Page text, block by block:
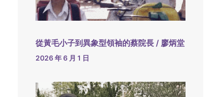
從黃毛小子到異象型領袖的蔡院長 / 廖炳堂
2026 年 6 月 1 日